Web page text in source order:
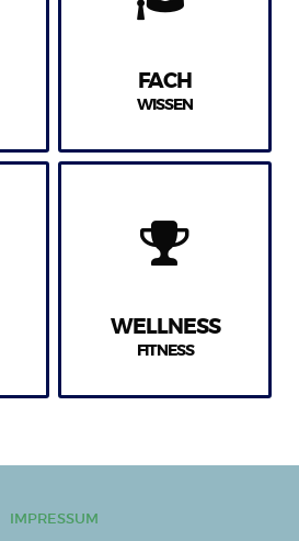
FACH
WISSEN
WELLNESS
FITNESS
IMPRESSUM